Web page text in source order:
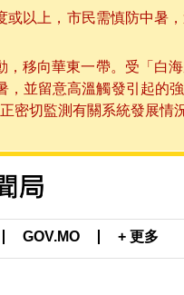
以上，市民需慎防中暑
移向華東一帶。受「白
並留意高溫觸發引起的
密切監測有關系統發展
GOV.MO + 更多